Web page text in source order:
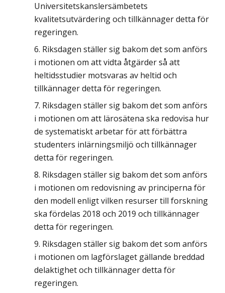
Universitetskanslersämbetets
kvalitetsutvärdering och tillkännager detta för
regeringen.
Riksdagen ställer sig bakom det som anförs
i motionen om att vidta åtgärder så att
heltidsstudier motsvaras av heltid och
tillkännager detta för regeringen.
Riksdagen ställer sig bakom det som anförs
i motionen om att lärosätena ska redovisa hur
de systematiskt arbetar för att förbättra
studenters inlärningsmiljö och tillkännager
detta för regeringen.
Riksdagen ställer sig bakom det som anförs
i motionen om redovisning av principerna för
den modell enligt vilken resurser till forskning
ska fördelas 2018 och 2019 och tillkännager
detta för regeringen.
Riksdagen ställer sig bakom det som anförs
i motionen om lagförslaget gällande breddad
delaktighet och tillkännager detta för
regeringen.